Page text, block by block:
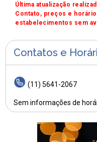
Última atualização
Contato, preços e
estabelecimentos sem
Contatos e
(11) 5641-2067
Sem informações de